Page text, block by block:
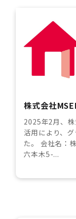
株式会社
2025年2月、
活用により、
た。 会社名：
六本木5-...